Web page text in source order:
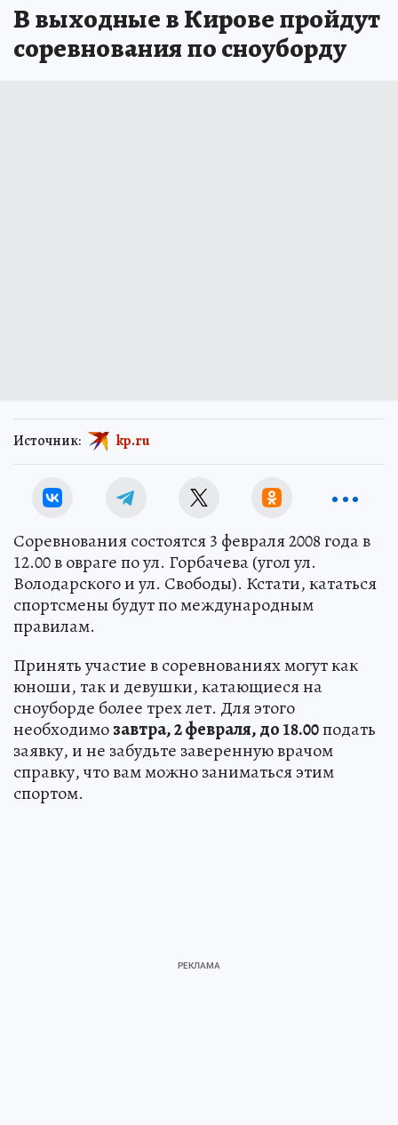
В выходные в Кирове пройдут
соревнования по сноуборду
Источник: kp.ru
Соревнования состоятся 3 февраля 2008 года в
12.00 в овраге по ул. Горбачева (угол ул.
Володарского и ул. Свободы). Кстати, кататься
спортсмены будут по международным
правилам.
Принять участие в соревнованиях могут как
юноши, так и девушки, катающиеся на
сноуборде более трех лет. Для этого
необходимозавтра, 2 февраля, до 18.00подать
заявку, и не забудьте заверенную врачом
справку, что вам можно заниматься этим
спортом.